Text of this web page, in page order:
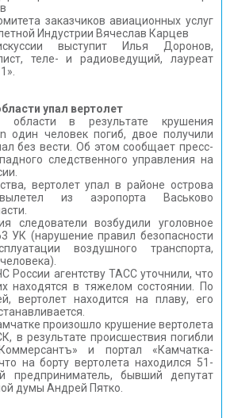
заказчиков авиационных услуг
Индустрии Вячеслав Карцев
выступит Илья Доронов,
теле- и радиоведущий, лауреат
упал вертолет
области в результате крушения
один человек погиб, двое получили
без вести. Об этом сообщает пресс-
следственного управления на
вертолет упал в районе острова
из аэропорта Васьково
следователи возбудили уголовное
УК (нарушение правил безопасности
воздушного транспорта,
России агентству ТАСС уточнили, что
находятся в тяжелом состоянии. По
вертолет находится на плаву, его
произошло крушение вертолета
в результате происшествия погибли
и портал «Камчатка-
на борту вертолета находился 51-
предприниматель, бывший депутат
думы Андрей Пятко.